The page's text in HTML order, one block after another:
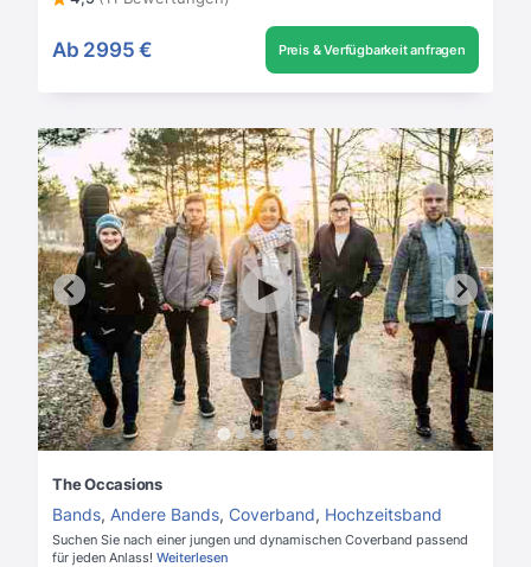
Ab 2995 € Preis & Verfügbarkeit anfragen
The Occasions
Bands, Andere Bands, Coverband, Hochzeitsband
Suchen Sie nach einer jungen und dynamischen Coverband passend
für jeden Anlass! Weiterlesen